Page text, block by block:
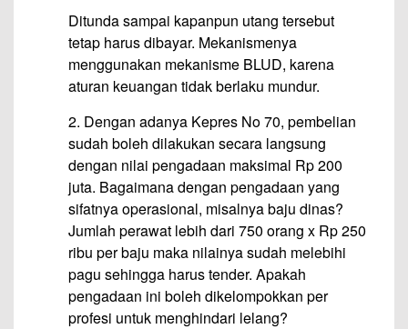
Ditunda sampai kapanpun utang tersebut
tetap harus dibayar. Mekanismenya
menggunakan mekanisme BLUD, karena
aturan keuangan tidak berlaku mundur.
2. Dengan adanya Kepres No 70, pembelian
sudah boleh dilakukan secara langsung
dengan nilai pengadaan maksimal Rp 200
juta. Bagaimana dengan pengadaan yang
sifatnya operasional, misalnya baju dinas?
Jumlah perawat lebih dari 750 orang x Rp 250
ribu per baju maka nilainya sudah melebihi
pagu sehingga harus tender. Apakah
pengadaan ini boleh dikelompokkan per
profesi untuk menghindari lelang?